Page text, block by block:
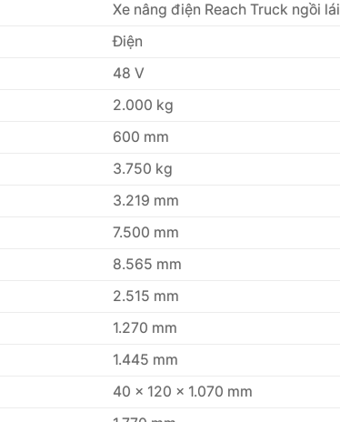
Xe nâng điện Reach Truck ngồi lái
Điện
48 V
2.000 kg
600 mm
3.750 kg
3.219 mm
7.500 mm
8.565 mm
2.515 mm
1.270 mm
1.445 mm
40 × 120 × 1.070 mm